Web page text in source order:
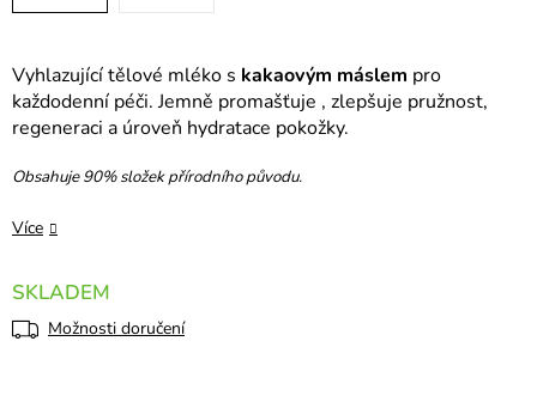
Vyhlazující tělové mléko s kakaovým máslem pro
každodenní péči. Jemně promašťuje , zlepšuje pružnost,
regeneraci a úroveň hydratace pokožky.
Obsahuje 90% složek přírodního původu.
Více
SKLADEM
Možnosti doručení